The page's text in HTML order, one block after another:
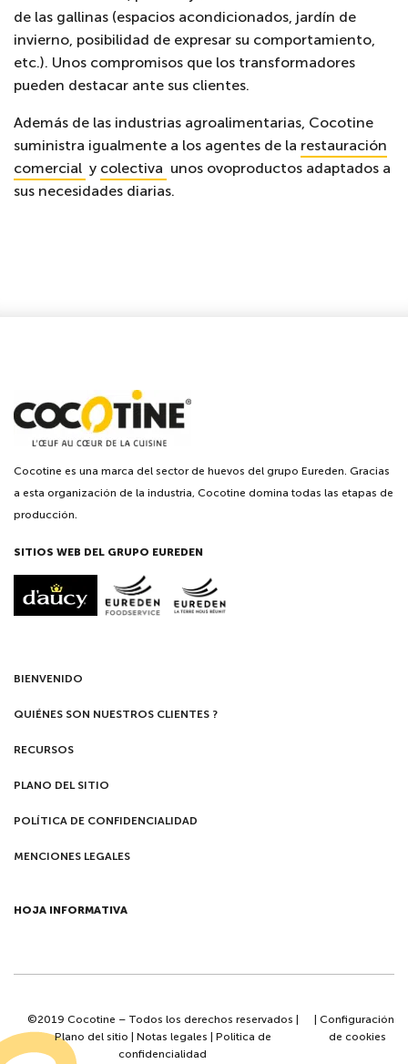
de las gallinas (espacios acondicionados, jardín de
invierno, posibilidad de expresar su comportamiento,
etc.). Unos compromisos que los transformadores
pueden destacar ante sus clientes.
Además de las industrias agroalimentarias, Cocotine
suministra igualmente a los agentes de la restauración
comercial y colectiva unos ovoproductos adaptados a
sus necesidades diarias.
Cocotine es una marca del sector de huevos del grupo Eureden. Gracias
a esta organización de la industria, Cocotine domina todas las etapas de
producción.
SITIOS WEB DEL GRUPO EUREDEN
BIENVENIDO
QUIÉNES SON NUESTROS CLIENTES ?
RECURSOS
PLANO DEL SITIO
POLÍTICA DE CONFIDENCIALIDAD
MENCIONES LEGALES
HOJA INFORMATIVA
©2019 Cocotine – Todos los derechos reservados |
Plano del sitio
Notas legales
Politica de
confidencialidad
Configuración
de cookies